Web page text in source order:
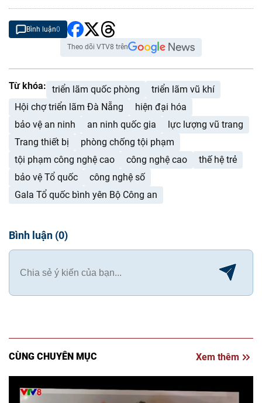
Bình luận0
Theo dõi VTV8 trên
Từ khóa: triển lãm quốc phòng
triển lãm vũ khí
Hội chợ triển lãm Đà Nẵng
hiện đại hóa
bảo vệ an ninh
an ninh quốc gia
lực lượng vũ trang
Trang thiết bị
phòng chống tội phạm
tội phạm công nghệ cao
công nghệ cao
thế hệ trẻ
bảo vệ Tổ quốc
công nghệ số
Gala Tổ quốc bình yên Bộ Công an
Bình luận (0)
CÙNG CHUYÊN MỤC Xem thêm